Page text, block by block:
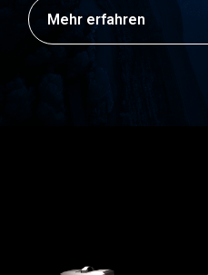
Mehr erfahren